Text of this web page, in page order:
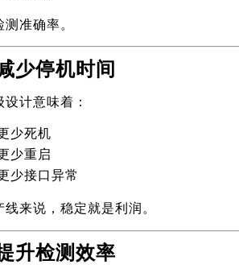
测准确率。
少停机时间
设计意味着：
少死机
少重启
少接口异常
线来说，稳定就是利润。
升检测效率